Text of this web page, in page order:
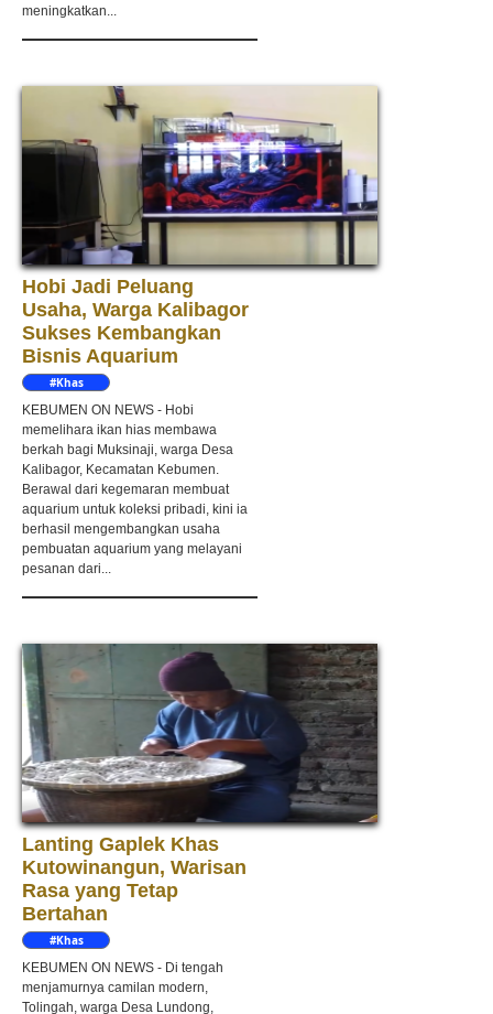
meningkatkan...
Hobi Jadi Peluang
Usaha, Warga Kalibagor
Sukses Kembangkan
Bisnis Aquarium
#Khas
KEBUMEN ON NEWS - Hobi
memelihara ikan hias membawa
berkah bagi Muksinaji, warga Desa
Kalibagor, Kecamatan Kebumen.
Berawal dari kegemaran membuat
aquarium untuk koleksi pribadi, kini ia
berhasil mengembangkan usaha
pembuatan aquarium yang melayani
pesanan dari...
Lanting Gaplek Khas
Kutowinangun, Warisan
Rasa yang Tetap
Bertahan
#Khas
KEBUMEN ON NEWS - Di tengah
menjamurnya camilan modern,
Tolingah, warga Desa Lundong,